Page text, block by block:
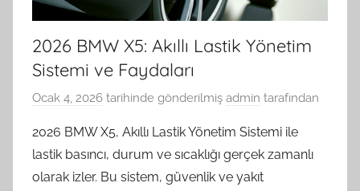
2026 BMW X5: Akıllı Lastik Yönetim
Sistemi ve Faydaları
Ocak 4, 2026 tarihinde gönderilmiş admin tarafından
2026 BMW X5, Akıllı Lastik Yönetim Sistemi ile
lastik basıncı, durum ve sıcaklığı gerçek zamanlı
olarak izler. Bu sistem, güvenlik ve yakıt